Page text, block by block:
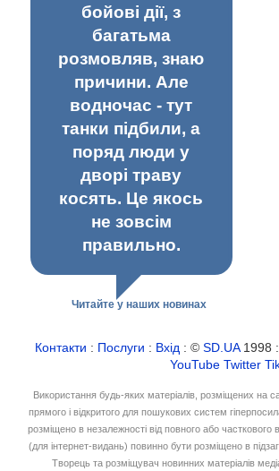
бойові дії, з
багатьма
розмовляв, знаю
причини. Але
водночас - тут
танки підбили, а
поряд люди у
дворі траву
косять. Це якось
не зовсім
правильно.
Читайте у наших новинах
Контакти : Послуги : Вхід : ©SD.UA1998 :
YouTube Twitter
Використання будь-яких матеріалів, розміщених на
прямого і відкритого для пошукових систем
розміщено в незалежності від повного або часткового
(для інтернет-видань) повинно бути розміщено в
Творець та розміщувач новинних матеріалів